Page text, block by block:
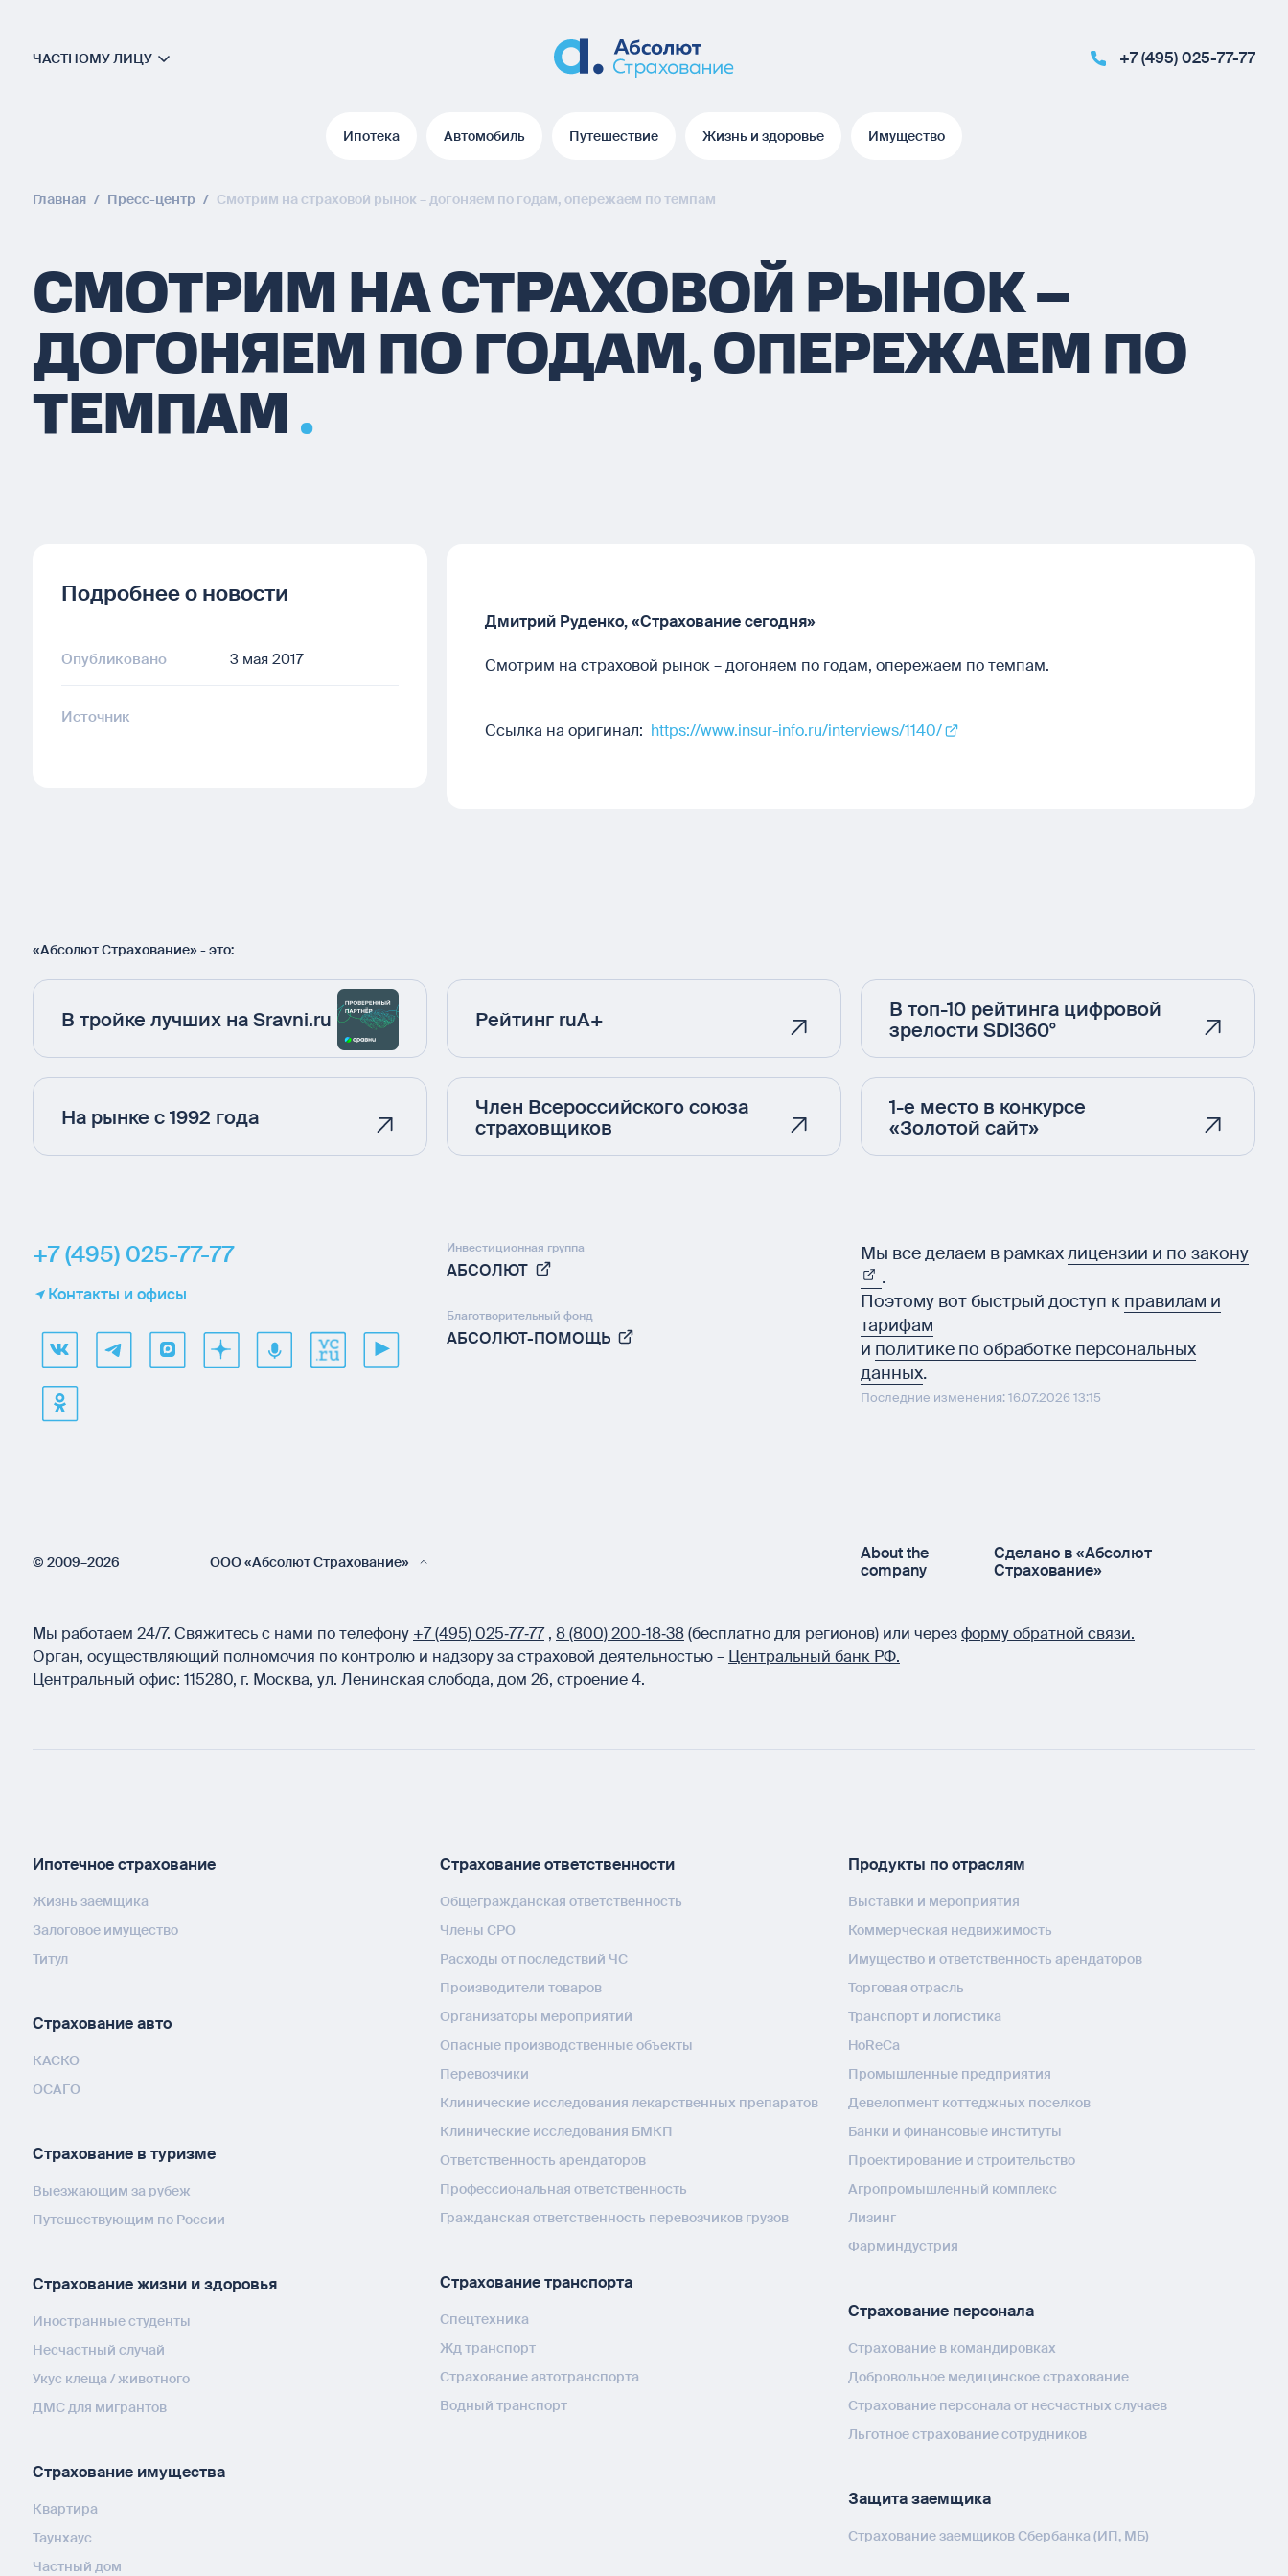
ЧАСТНОМУ ЛИЦУ +7 (495) 025-77-77
Ипотека Автомобиль Путешествие Жизнь и здоровье Имущество
Главная / Пресс-центр / Смотрим на страховой рынок – догоняем по годам, опережаем по темпам
СМОТРИМ НА СТРАХОВОЙ РЫНОК –
ДОГОНЯЕМ ПО ГОДАМ, ОПЕРЕЖАЕМ ПО
ТЕМПАМ
Подробнее о новости
Опубликовано 3 мая 2017
Источник
Дмитрий Руденко, «Страхование сегодня»
Смотрим на страховой рынок – догоняем по годам, опережаем по темпам.
Ссылка на оригинал: https://www.insur-info.ru/interviews/1140/
«Абсолют Страхование» - это:
В тройке лучших на Sravni.ru
На рынке с 1992 года
Рейтинг ruA+
Член Всероссийского союза
страховщиков
В топ-10 рейтинга цифровой
зрелости SDI360°
1-е место в конкурсе
«Золотой сайт»
+7 (495) 025-77-77
Контакты и офисы
Инвестиционная группа
АБСОЛЮТ
Благотворительный фонд
АБСОЛЮТ-ПОМОЩЬ
Мы все делаем в рамкахлицензии и по закону
.
Поэтому вот быстрый доступ к правилам и
тарифам
и политике по обработке персональных
данных.
Последние изменения: 16.07.2026 13:15
© 2009–2026 ООО «Абсолют Страхование»
About the
company
Сделано в «Абсолют
Страхование»
Мы работаем 24/7. Свяжитесь с нами по телефону +7 (495) 025‑77‑77 , 8 (800) 200‑18‑38(бесплатно для регионов) или черезформу обратной связи.
Орган, осуществляющий полномочия по контролю и надзору за страховой деятельностью – Центральный банк РФ.
Центральный офис: 115280, г. Москва, ул. Ленинская слобода, дом 26, строение 4.
Ипотечное страхование
Жизнь заемщика
Залоговое имущество
Титул
Страхование авто
КАСКО
ОСАГО
Страхование в туризме
Выезжающим за рубеж
Путешествующим по России
Страхование жизни и здоровья
Иностранные студенты
Несчастный случай
Укус клеща / животного
ДМС для мигрантов
Страхование имущества
Квартира
Таунхаус
Частный дом
Страхование ответственности
Общегражданская ответственность
Члены СРО
Расходы от последствий ЧС
Производители товаров
Организаторы мероприятий
Опасные производственные объекты
Перевозчики
Клинические исследования лекарственных препаратов
Клинические исследования БМКП
Ответственность арендаторов
Профессиональная ответственность
Гражданская ответственность перевозчиков грузов
Страхование транспорта
Спецтехника
Жд транспорт
Страхование автотранспорта
Водный транспорт
Продукты по отраслям
Выставки и мероприятия
Коммерческая недвижимость
Имущество и ответственность арендаторов
Торговая отрасль
Транспорт и логистика
HoReCa
Промышленные предприятия
Девелопмент коттеджных поселков
Банки и финансовые институты
Проектирование и строительство
Агропромышленный комплекс
Лизинг
Фарминдустрия
Страхование персонала
Страхование в командировках
Добровольное медицинское страхование
Страхование персонала от несчастных случаев
Льготное страхование сотрудников
Защита заемщика
Страхование заемщиков Сбербанка (ИП, МБ)